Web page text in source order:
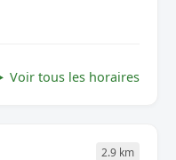
Voir tous les horaires
2.9 km